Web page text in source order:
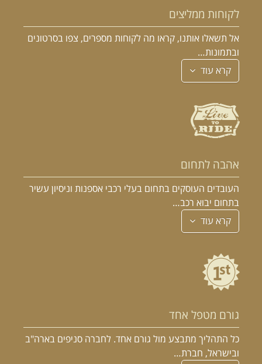
לקוחות ממליצים
אל תשאלו אותנו, קראו מה לקוחות מספרים, צפו בסרטונים
ובתמונות…
קרא עוד
אהבה לתחום
העובדים העוסקים בתחום בעלי רכבי אספנות וניסיון עשיר
בתחום יבוא רכב…
קרא עוד
גורם מטפל אחד
כל התהליך מתבצע מול גורם אחד. לחברה סניפים בארה"ב
ובישראל, חברת…